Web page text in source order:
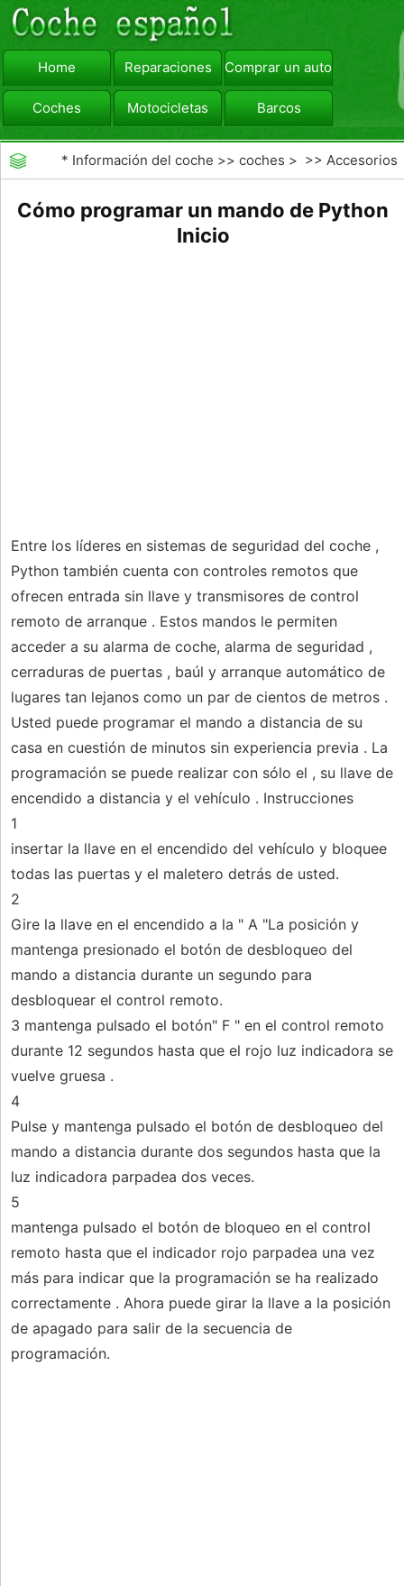
Home Reparaciones Comprar un automóvil
Coches Motocicletas Barcos
viajar Camiones
* Información del coche >>coches > >>Accesorios
Cómo programar un mando de Python
Inicio
Entre los líderes en sistemas de seguridad del coche ,
Python también cuenta con controles remotos que
ofrecen entrada sin llave y transmisores de control
remoto de arranque . Estos mandos le permiten
acceder a su alarma de coche, alarma de seguridad ,
cerraduras de puertas , baúl y arranque automático de
lugares tan lejanos como un par de cientos de metros .
Usted puede programar el mando a distancia de su
casa en cuestión de minutos sin experiencia previa . La
programación se puede realizar con sólo el , su llave de
encendido a distancia y el vehículo . Instrucciones
1
insertar la llave en el encendido del vehículo y bloquee
todas las puertas y el maletero detrás de usted.
2
Gire la llave en el encendido a la " A "La posición y
mantenga presionado el botón de desbloqueo del
mando a distancia durante un segundo para
desbloquear el control remoto.
3 mantenga pulsado el botón" F " en el control remoto
durante 12 segundos hasta que el rojo luz indicadora se
vuelve gruesa .
4
Pulse y mantenga pulsado el botón de desbloqueo del
mando a distancia durante dos segundos hasta que la
luz indicadora parpadea dos veces.
5
mantenga pulsado el botón de bloqueo en el control
remoto hasta que el indicador rojo parpadea una vez
más para indicar que la programación se ha realizado
correctamente . Ahora puede girar la llave a la posición
de apagado para salir de la secuencia de
programación.